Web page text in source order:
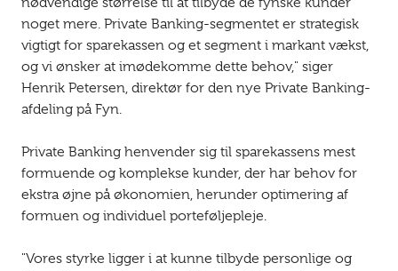
noget mere. Private Banking-segmentet er strategisk
vigtigt for sparekassen og et segment i markant vækst,
og vi ønsker at imødekomme dette behov," siger
Henrik Petersen, direktør for den nye Private Banking-
afdeling på Fyn.
Private Banking henvender sig til sparekassens mest
formuende og komplekse kunder, der har behov for
ekstra øjne på økonomien, herunder optimering af
formuen og individuel porteføljepleje.
"Vores styrke ligger i at kunne tilbyde personlige og